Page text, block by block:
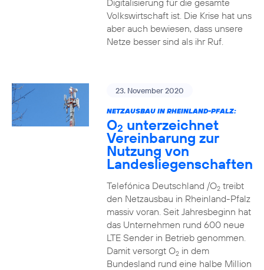
Digitalisierung für die gesamte
Volkswirtschaft ist. Die Krise hat uns
aber auch bewiesen, dass unsere
Netze besser sind als ihr Ruf.
23. November 2020
NETZAUSBAU IN RHEINLAND-PFALZ:
O2 unterzeichnet
Vereinbarung zur
Nutzung von
Landesliegenschaften
Telefónica Deutschland /O2treibt
den Netzausbau in Rheinland-Pfalz
massiv voran. Seit Jahresbeginn hat
das Unternehmen rund 600 neue
LTE Sender in Betrieb genommen.
Damit versorgt O2in dem
Bundesland rund eine halbe Million